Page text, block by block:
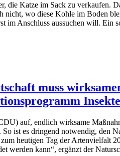
die Katze im Sack zu verkaufen.
nicht, wo diese Kohle im Boden
im Anschluss aussuchen will.
muss
auf, endlich wirksame
ist es dringend notwendig,
heutigen Tag der Artenvielfalt
werden kann“, ergänzt der